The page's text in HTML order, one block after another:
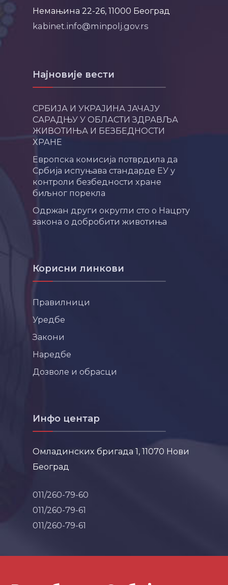
Немањина 22-26, 11000 Београд
kabinet.info@minpolj.gov.rs
Најновије вести
СРБИЈА И УКРАЈИНА ЈАЧАЈУ
САРАДЊУ У ОБЛАСТИ ЗДРАВЉА
ЖИВОТИЊА И БЕЗБЕДНОСТИ
ХРАНЕ
Европска комисија потврдила да
Србија испуњава стандарде ЕУ у
контроли безбедности хране
биљног порекла
Одржан други округли сто о Нацрту
закона о добробити животиња
Корисни линкови
Правилници
Уредбе
Закони
Наредбе
Дозволе и обрасци
Инфо центар
Омладинских бригада 1, 11070 Нови
Београд
011/260-79-60
011/260-79-61
011/260-79-61